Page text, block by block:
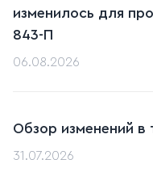
изменилось для
843-П
06.08.2026
Обзор изменений в
31.07.2026